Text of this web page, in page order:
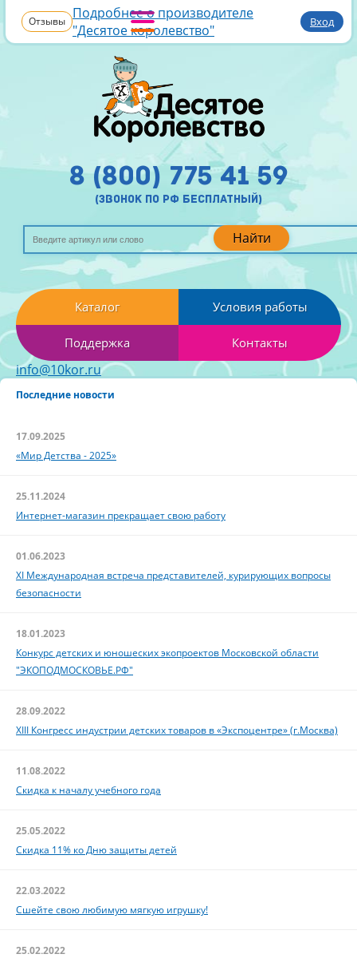
Отзывы Подробнее о производителе
"Десятое королевство"
Вход
Найти
8 (800) 775 41 59
(звонок по рф бесплатный)
Каталог Условия работы
Поддержка Контакты
info@10kor.ru
Последние новости
17.09.2025
«Мир Детства - 2025»
25.11.2024
Интернет-магазин прекращает свою работу
01.06.2023
XI Международная встреча представителей, курирующих вопросы
безопасности
18.01.2023
Конкурс детских и юношеских экопроектов Московской области
"ЭКОПОДМОСКОВЬЕ.РФ"
28.09.2022
XIII Конгресс индустрии детских товаров в «Экспоцентре» (г.Москва)
11.08.2022
Скидка к началу учебного года
25.05.2022
Скидка 11% ко Дню защиты детей
22.03.2022
Сшейте свою любимую мягкую игрушку!
25.02.2022